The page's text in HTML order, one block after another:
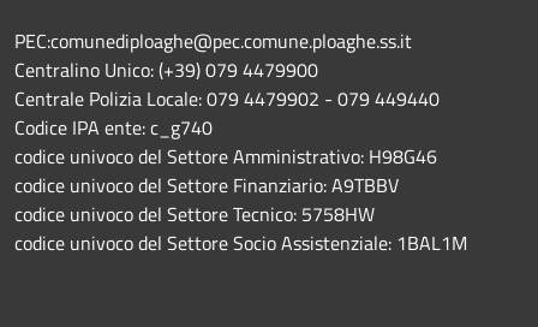
PEC:comunediploaghe@pec.comune.ploaghe.ss.it
Centralino Unico: (+39) 079 4479900
Centrale Polizia Locale: 079 4479902 - 079 449440
Codice IPA ente: c_g740
codice univoco del Settore Amministrativo: H98G46
codice univoco del Settore Finanziario: A9TBBV
codice univoco del Settore Tecnico: 5758HW
codice univoco del Settore Socio Assistenziale: 1BAL1M